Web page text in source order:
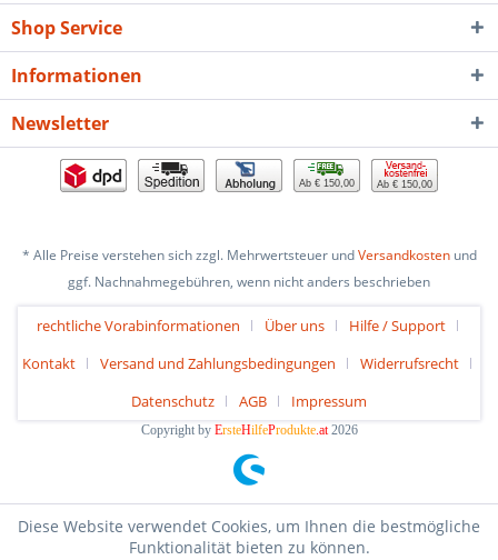
Shop Service
Informationen
Newsletter
Ab € 150,00 Ab € 150,00
* Alle Preise verstehen sich zzgl. Mehrwertsteuer undVersandkostenund
ggf. Nachnahmegebühren, wenn nicht anders beschrieben
rechtliche Vorabinformationen Über uns
Hilfe / Support
Kontakt
Versand und Zahlungsbedingungen
Widerrufsrecht
Datenschutz
AGB Impressum
Copyright by ErsteHilfeProdukte.at2026
Diese Website verwendet Cookies, um Ihnen die bestmögliche
Funktionalität bieten zu können.